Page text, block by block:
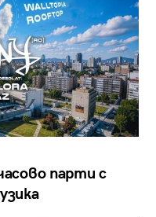
парти с